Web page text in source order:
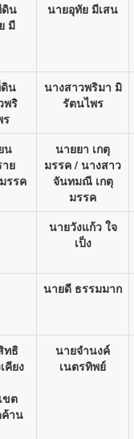
น
มี
นายอุทัย มีเสน
น
พริ
ร
นางสาวพริมา มิ
รัตนไพร
น
ย
รรค
นายยา เกตุ
มรรค / นางสาว
จันทมณี เกตุ
มรรค
นายวังแก้ว ใจ
เป็ง
นายดี ธรรมมาก
ทธิ
คียง
ขต
าน
นายจำนงค์
เนตรทิพย์